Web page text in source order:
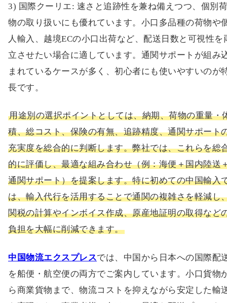
人輸入、越境ECの小口出荷など、配送日数と可視性を
立させたい場合に適しています。通関サポートが組み
まれているケースが多く、初心者にも使いやすいのが
長です。
用途別の選択ポイントとしては、納期、荷物の重量・
充実度を総合的に判断します。弊社では、これらを総
的に評価し、最適な組み合わせ（例：海便＋国内陸送
通関サポート）を提案します。特に初めての中国輸入
は、輸入代行を活用することで通関の複雑さを軽減し
関税の計算やインボイス作成、原産地証明の取得など
負担を大幅に削減できます。
中国物流エクスプレスでは、中国から日本への国際配
ら商業貨物まで、物流コストを抑えながら安定した輸
を実現したい事業者様に向けて、最適な配送プランを
提案しております。輸入・輸出の両方に対応しており